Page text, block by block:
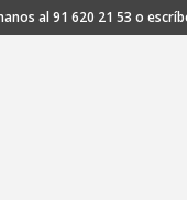
91 620 21 53 o escríbenos